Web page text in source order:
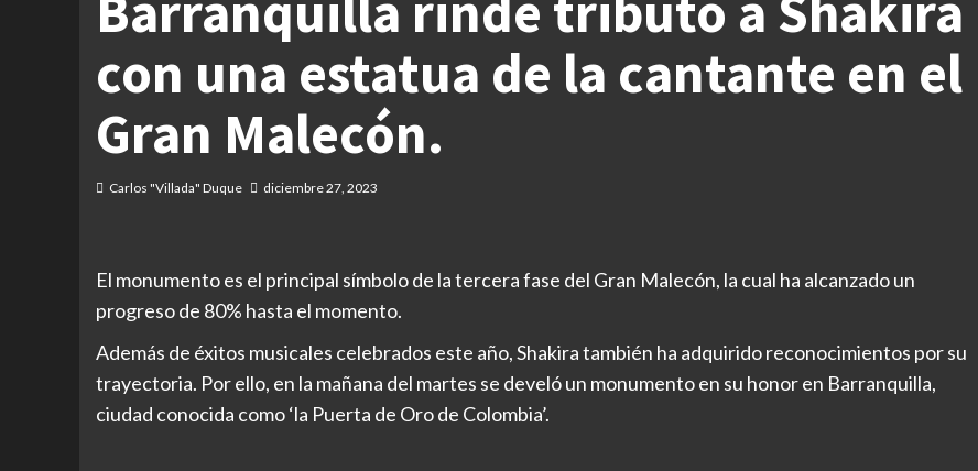
con una estatua de la cantante en el
Gran Malecón.
Carlos "Villada" Duque diciembre 27, 2023
El monumento es el principal símbolo de la tercera fase del Gran Malecón, la cual ha alcanzado un
progreso de 80% hasta el momento.
Además de éxitos musicales celebrados este año, Shakira también ha adquirido reconocimientos por su
trayectoria. Por ello, en la mañana del martes se develó un monumento en su honor en Barranquilla,
ciudad conocida como ‘la Puerta de Oro de Colombia’.